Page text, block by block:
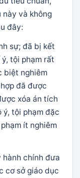
này và không
đây:
sự; đã bị kết
tội phạm rất
biệt nghiêm
đã được
xóa án tích
ý, tội phạm đặc
ít nghiêm
hành chính đưa
cơ sở giáo dục